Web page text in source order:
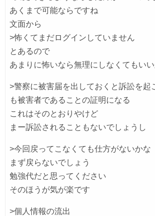
あくまで可能ならですね
文面から
>怖くてまだログインしていません
とあるので
あまりに怖いなら無理にしなくてもい
>警察に被害届を出しておくと訴訟を起
も被害者であることの証明になる
これはそのとおりやけど
まー訴訟されることもないでしょうし
>今回戻ってこなくても仕方がないかな
まず戻らないでしょう
勉強代だと思ってください
そのほうが気が楽です
>個人情報の流出